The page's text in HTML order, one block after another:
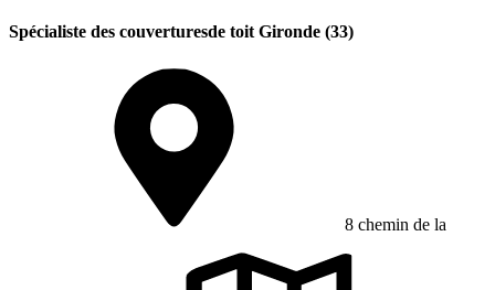
Spécialiste des couverturesde toit Gironde (33)
8 chemin de la